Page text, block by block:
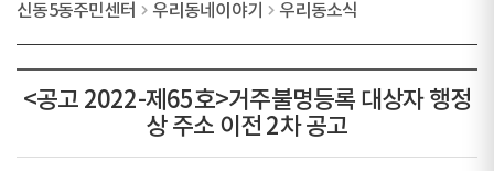
신동5동주민센터 우리동네이야기 우리동소식
<공고 2022-제65호>거주불명등록 대상자 행정
상 주소 이전 2차 공고